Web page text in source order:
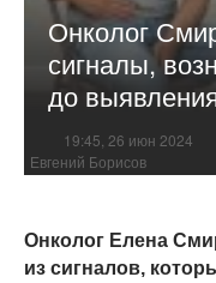
Онколог
сигналы,
до
19:45, 26 июн 2024
Евгений Борисов
Онколог Елена
из сигналов,